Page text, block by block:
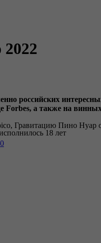
российских
Forbes, а также на
Гравитацию Пино
18 лет